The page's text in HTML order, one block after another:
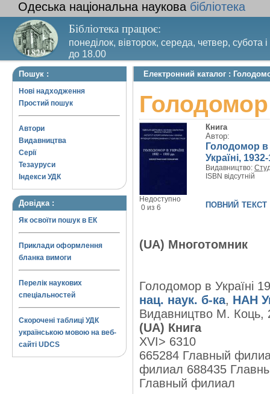
Одеська національна наукова бібліотека
Бібліотека працює:
понеділок, вівторок, середа, четвер, субота
до 18.00
Вихідний день – п’ятниця. Останній четвер
Пошук :
Нові надходження
Простий пошук
Автори
Видавництва
Серії
Тезауруси
Індекси УДК
Довідка :
Як освоїти пошук в ЕК
Приклади оформлення
бланка вимоги
Перелік наукових
спеціальностей
Скорочені таблиці УДК
українською мовою на веб-
сайті UDCS
Електронний каталог :
Голодомор
Недоступно
0 из 6
Книга
Автор:
Голодомор в
Україні,
Видавництво:
ISBN відсутній
повний текст
(UA) Многотомник
Голодомор в Україні
нац. наук. б-ка, НАН
Видавництво М. Коць,
(UA) Книга
XVI> 6310
665284 Главный
филиал 688435
Главный филиал